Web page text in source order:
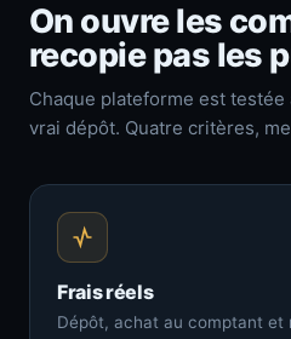
On ouvre les
recopie pas les
Chaque plateforme est
vrai dépôt. Quatre critères,
Frais réels
Dépôt, achat au comptant et